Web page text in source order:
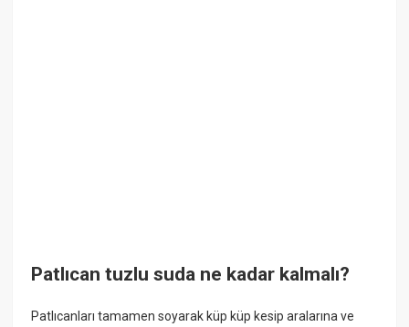
Patlıcan tuzlu suda ne kadar kalmalı?
Patlıcanları tamamen soyarak küp küp kesip aralarına ve